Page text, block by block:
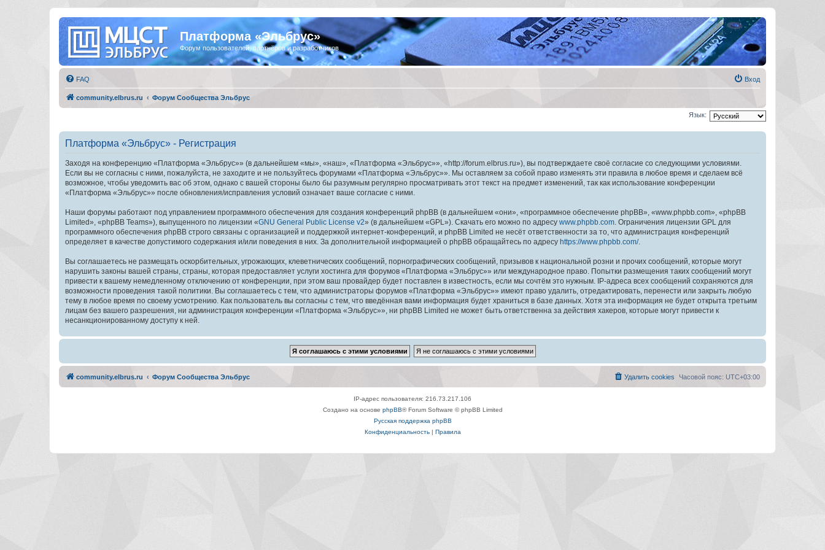
Платформа «Эльбрус»
Форум пользователей, партнёров и разработчиков
FAQ Вход
community.elbrus.ru Форум Сообщества Эльбрус
Язык:
Платформа «Эльбрус» - Регистрация
Заходя на конференцию «Платформа «Эльбрус»» (в дальнейшем «мы», «наш», «Платформа «Эльбрус»», «http://forum.elbrus.ru»), вы подтверждаете своё согласие со следующими условиями.
Если вы не согласны с ними, пожалуйста, не заходите и не пользуйтесь форумами «Платформа «Эльбрус»». Мы оставляем за собой право изменять эти правила в любое время и сделаем всё
возможное, чтобы уведомить вас об этом, однако с вашей стороны было бы разумным регулярно просматривать этот текст на предмет изменений, так как использование конференции
«Платформа «Эльбрус»» после обновления/исправления условий означает ваше согласие с ними.
Наши форумы работают под управлением программного обеспечения для создания конференций phpBB (в дальнейшем «они», «программное обеспечение phpBB», «www.phpbb.com», «phpBB
Limited», «phpBB Teams»), выпущенного по лицензии «GNU General Public License v2» (в дальнейшем «GPL»). Скачать его можно по адресу www.phpbb.com. Ограничения лицензии GPL для
программного обеспечения phpBB строго связаны с организацией и поддержкой интернет-конференций, и phpBB Limited не несёт ответственности за то, что администрация конференций
определяет в качестве допустимого содержания и/или поведения в них. За дополнительной информацией о phpBB обращайтесь по адресу https://www.phpbb.com/.
Вы соглашаетесь не размещать оскорбительных, угрожающих, клеветнических сообщений, порнографических сообщений, призывов к национальной розни и прочих сообщений, которые могут
нарушить законы вашей страны, страны, которая предоставляет услуги хостинга для форумов «Платформа «Эльбрус»» или международное право. Попытки размещения таких сообщений могут
привести к вашему немедленному отключению от конференции, при этом ваш провайдер будет поставлен в известность, если мы сочтём это нужным. IP-адреса всех сообщений сохраняются для
возможности проведения такой политики. Вы соглашаетесь с тем, что администраторы форумов «Платформа «Эльбрус»» имеют право удалить, отредактировать, перенести или закрыть любую
тему в любое время по своему усмотрению. Как пользователь вы согласны с тем, что введённая вами информация будет храниться в базе данных. Хотя эта информация не будет открыта третьим
лицам без вашего разрешения, ни администрация конференции «Платформа «Эльбрус»», ни phpBB Limited не может быть ответственна за действия хакеров, которые могут привести к
несанкционированному доступу к ней.
community.elbrus.ru Форум Сообщества Эльбрус Часовой пояс: UTC+03:00
Удалить cookies
IP-адрес пользователя: 216.73.217.106
Создано на основе phpBB® Forum Software © phpBB Limited
Русская поддержка phpBB
Конфиденциальность| Правила